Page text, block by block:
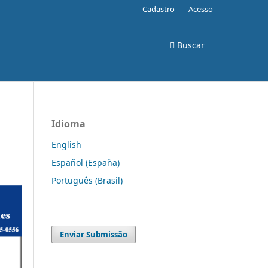
Buscar
Cadastro Acesso
Idioma
English
Español (España)
Português (Brasil)
Enviar Submissão